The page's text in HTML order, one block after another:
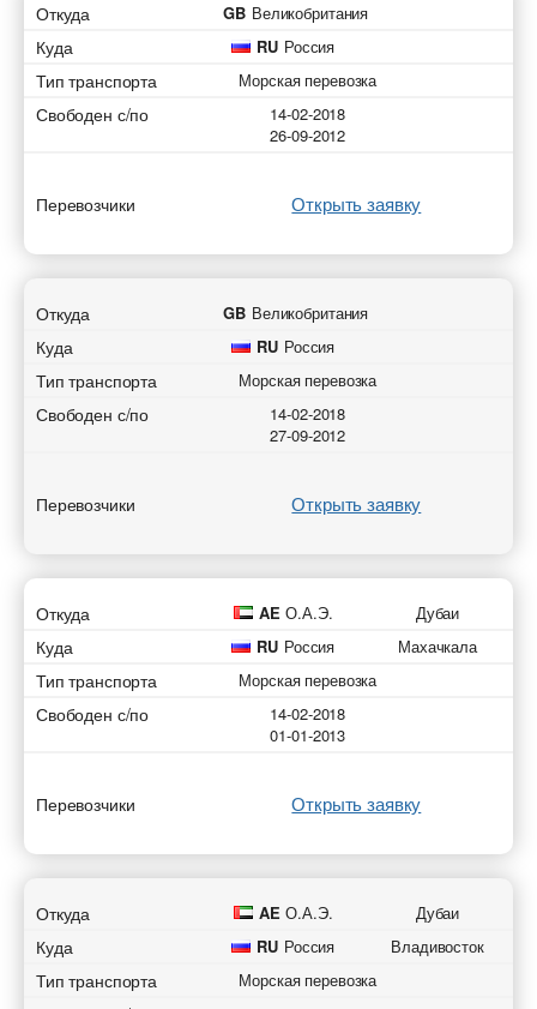
Добавить груз для морских перевозок
Добавить транспорт для морских
перевозок
Страна загрузки
Город выгрузки
Порт доставки
Откуда GB Великобритания
Куда RU Россия
Тип транспорта Морская перевозка
Свободен с/по
14-02-2018
26-09-2012
Перевозчики Открыть заявку
Откуда GB Великобритания
Куда RU Россия
Тип транспорта Морская перевозка
Свободен с/по
14-02-2018
27-09-2012
Перевозчики Открыть заявку
Откуда AE О.А.Э. Дубаи
Куда RU Россия Махачкала
Тип транспорта Морская перевозка
Свободен с/по
14-02-2018
01-01-2013
Перевозчики Открыть заявку
Откуда AE О.А.Э. Дубаи
Куда RU Россия Владивосток
Тип транспорта Морская перевозка
Узнать стоимость перевозки
Страна загрузки
Город выгрузки
Наименование груза
Разместить транспорт для поиска груза
Город загрузки